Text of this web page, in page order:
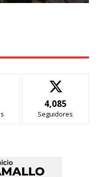
4,085
Seguidores